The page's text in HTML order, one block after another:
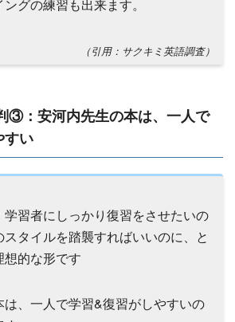
グの練習も出来ます。
（引用：サクキミ英語調査）
③：安河内先生の本は、一人で
すい
習者にしっかり復習をさせたいの
タイルを踏襲すればいいのに、と
的な形です
、一人で学習&復習がしやすいの